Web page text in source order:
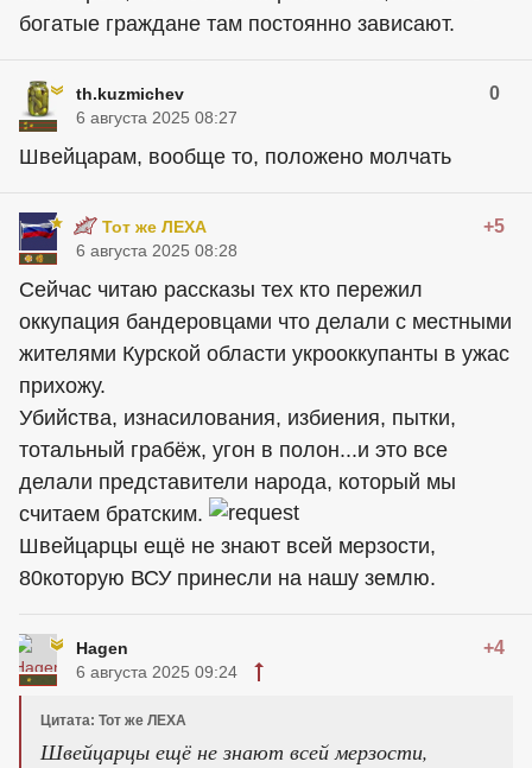
богатые граждане там постоянно зависают.
th.kuzmichev 0
6 августа 2025 08:27
Швейцарам, вообще то, положено молчать
Тот же ЛЕХА +5
6 августа 2025 08:28
Сейчас читаю рассказы тех кто пережил
оккупация бандеровцами что делали с местными
жителями Курской области укрооккупанты в ужас
прихожу.
Убийства, изнасилования, избиения, пытки,
тотальный грабёж, угон в полон...и это все
делали представители народа, который мы
считаем братским.
Швейцарцы ещё не знают всей мерзости,
80которую ВСУ принесли на нашу землю.
Hagen +4
6 августа 2025 09:24
Цитата: Тот же ЛЕХА
Швейцарцы ещё не знают всей мерзости,